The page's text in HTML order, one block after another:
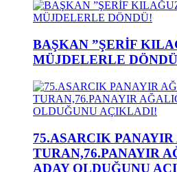
BAŞKAN ”ŞERİF
MÜJDELERLE
75.ASARCIK
TURAN,76.PANAYIR
ADAY OLDUĞUNU